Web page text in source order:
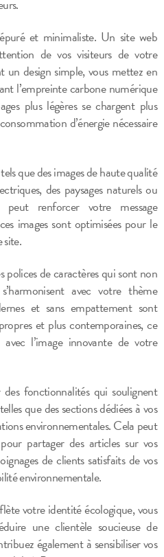
et minimaliste. Un site web
de vos visiteurs de votre
un design simple, vous mettez en
l’empreinte carbone numérique
plus légères se chargent plus
d’énergie nécessaire
que des images de haute qualité
des paysages naturels ou
renforcer votre message
images sont optimisées pour le
site.
polices de caractères qui sont non
avec votre thème
et sans empattement sont
et plus contemporaines, ce
l’image innovante de votre
des fonctionnalités qui soulignent
que des sections dédiées à vos
environnementales. Cela peut
partager des articles sur vos
de clients satisfaits de vos
environnementale.
votre identité écologique, vous
une clientèle soucieuse de
également à sensibiliser vos